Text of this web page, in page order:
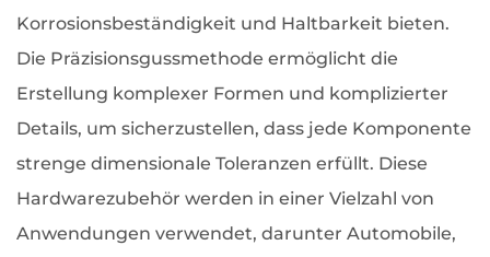
Korrosionsbeständigkeit und Haltbarkeit bieten.
Die Präzisionsgussmethode ermöglicht die
Erstellung komplexer Formen und komplizierter
Details, um sicherzustellen, dass jede Komponente
strenge dimensionale Toleranzen erfüllt. Diese
Hardwarezubehör werden in einer Vielzahl von
Anwendungen verwendet, darunter Automobile,